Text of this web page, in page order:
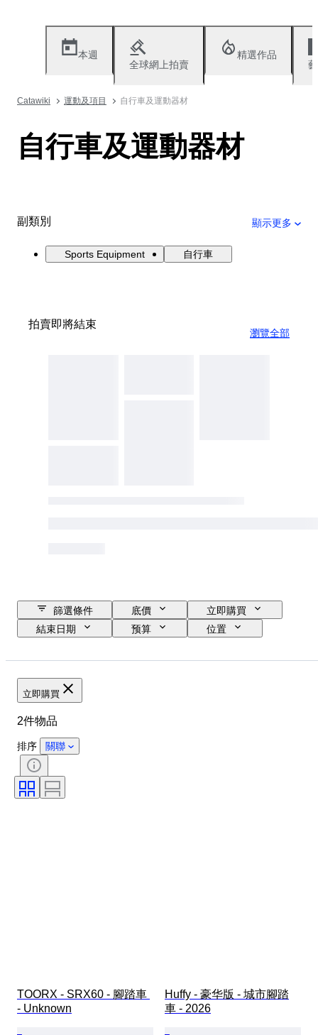
本週
全球網上拍賣
精選作品
Catawiki 運動及項目 自行車及運動器材
自行車及運動器材
副類別 顯示更多
Sports Equipment 自行車
拍賣即將結束
瀏覽全部
篩選條件 底價
立即購買
結束日期
预算
位置
尺寸測量
立即購買
2件物品
排序 關聯
TOORX - SRX60 - 腳踏車
- Unknown
Huffy - 豪华版 - 城市腳踏
車 - 2026